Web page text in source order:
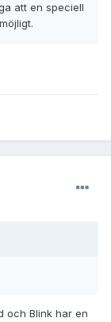
att en speciell
och Blink har en